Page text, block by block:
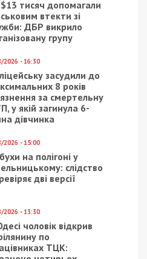
9/04/2021 - 15:35
Завтра в Днепре
пройдет пробное ВНО: